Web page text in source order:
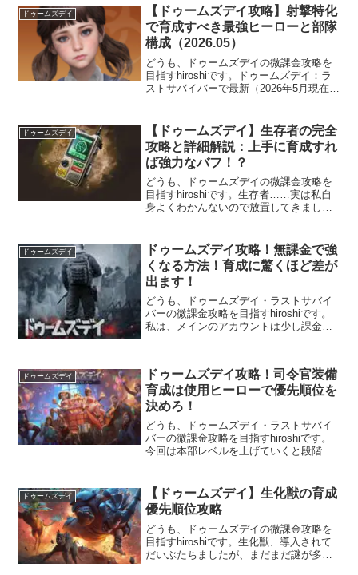
なりの差がありますが、その育成には貴
重なアイテムをかなり必要とするの
で、...
ドゥームズデイ
【ドゥームズデイ攻略】射撃特化
で育成すべき最強ヒーローと部隊
構成（2026.05）
どうも、ドゥームズデイの微課金攻略を
目指すhiroshiです。ドゥームズデイ：ラ
ストサバイバーで最新（2026年5月現在）
します☆（ゝω・）vｷｬﾋﾟ特化兵科だけで
のヒーロー部隊構成、つま...
ドゥームズデイ
【ドゥームズデイ】生存者の完全
攻略と詳細解説：上手に育成すれ
ば強力なバフ！？
どうも、ドゥームズデイの微課金攻略を
目指すhiroshiです。生存者……実は私自
身よくわかんないので放置してきました
存者とは簡単に説明すると、そこら辺に
いっぱいいる生存者を救助（生存者ガ
チ...
ドゥームズデイ
ドゥームズデイ攻略！無課金で強
くなる方法！育成に驚くほど差が
出ます！
どうも、ドゥームズデイ・ラストサバイ
バーの微課金攻略を目指すhiroshiです。
私は、メインのアカウントは少し課金し
しています。そんな中で確信した、無課
金でも強くなれる方法を伝授します。
ド...
ドゥームズデイ
ドゥームズデイ攻略！司令官装備
育成は使用ヒーローで優先順位を
決めろ！
どうも、ドゥームズデイ・ラストサバイ
バーの微課金攻略を目指すhiroshiです。
今回は本部レベルを上げていくと段階的
一覧司令官装備の種類大きく分けると、
装備・精製・パーツの3種類です。その...
ドゥームズデイ
【ドゥームズデイ】生化獣の育成
優先順位攻略
どうも、ドゥームズデイの微課金攻略を
目指すhiroshiです。生化獣、導入されて
だいぶたちましたが、まだまだ謎が多い